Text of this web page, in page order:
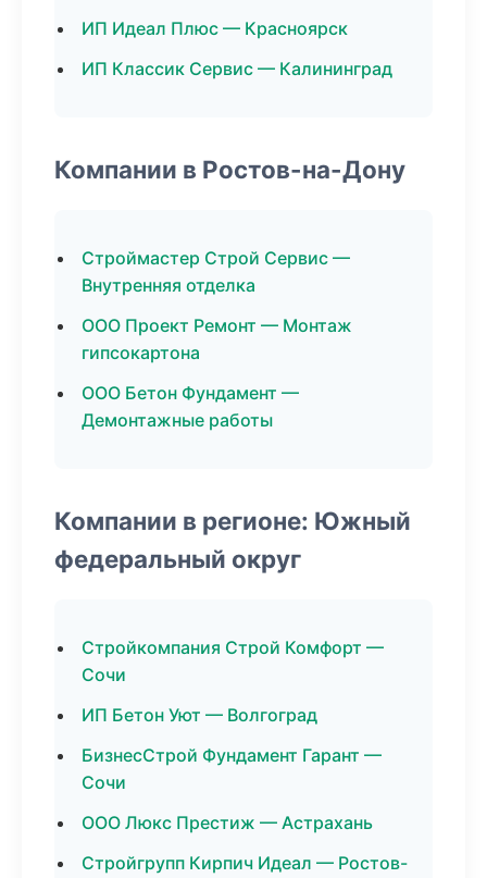
ИП Идеал Плюс — Красноярск
ИП Классик Сервис — Калининград
Компании в Ростов-на-Дону
Строймастер Строй Сервис —
Внутренняя отделка
ООО Проект Ремонт — Монтаж
гипсокартона
ООО Бетон Фундамент —
Демонтажные работы
Компании в регионе: Южный
федеральный округ
Стройкомпания Строй Комфорт —
Сочи
ИП Бетон Уют — Волгоград
БизнесСтрой Фундамент Гарант —
Сочи
ООО Люкс Престиж — Астрахань
Стройгрупп Кирпич Идеал — Ростов-